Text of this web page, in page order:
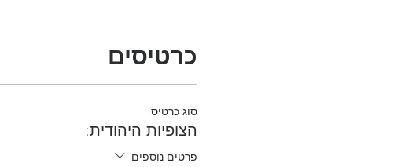
כרטיסים
סוג כרטיס
הצופיות היהודית:
פרטים נוספים